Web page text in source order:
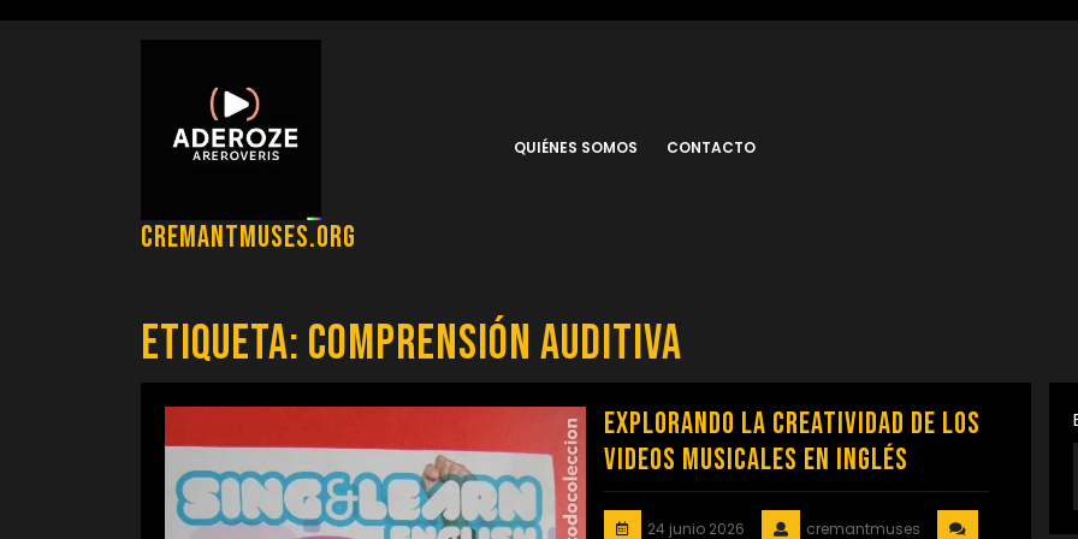
cremantmuses.org
QUIÉNES SOMOS CONTACTO
Etiqueta: comprensión auditiva
Explorando la Creatividad de los
Videos Musicales en Inglés
24 junio 2026
cremantmuses